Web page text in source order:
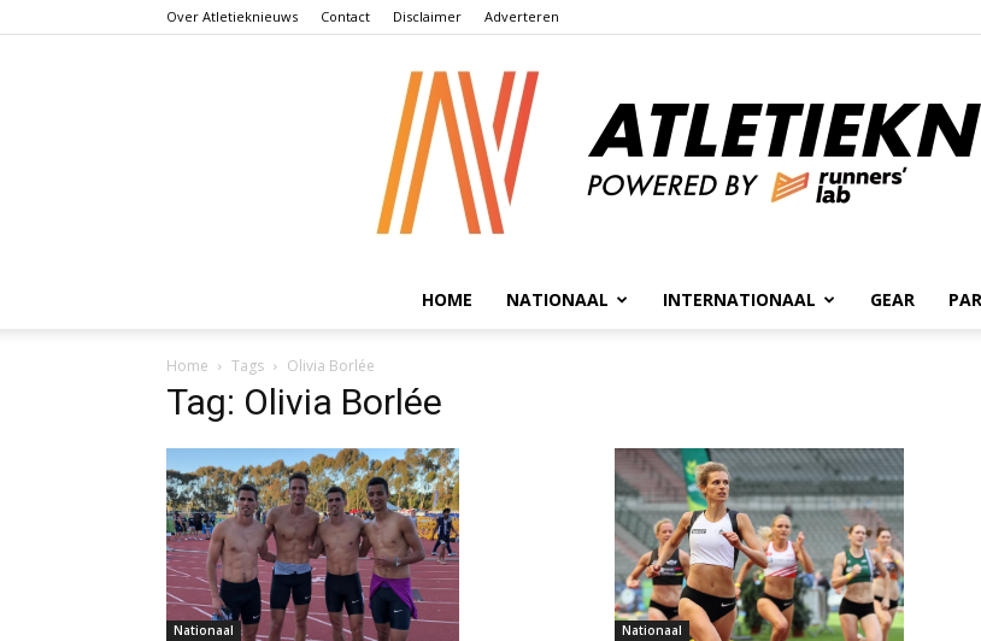
Over Atletieknieuws Contact Disclaimer Adverteren
HOME NATIONAAL INTERNATIONAAL GEAR
Home Tags Olivia Borlée
Tag: Olivia Borlée
Nationaal Nationaal